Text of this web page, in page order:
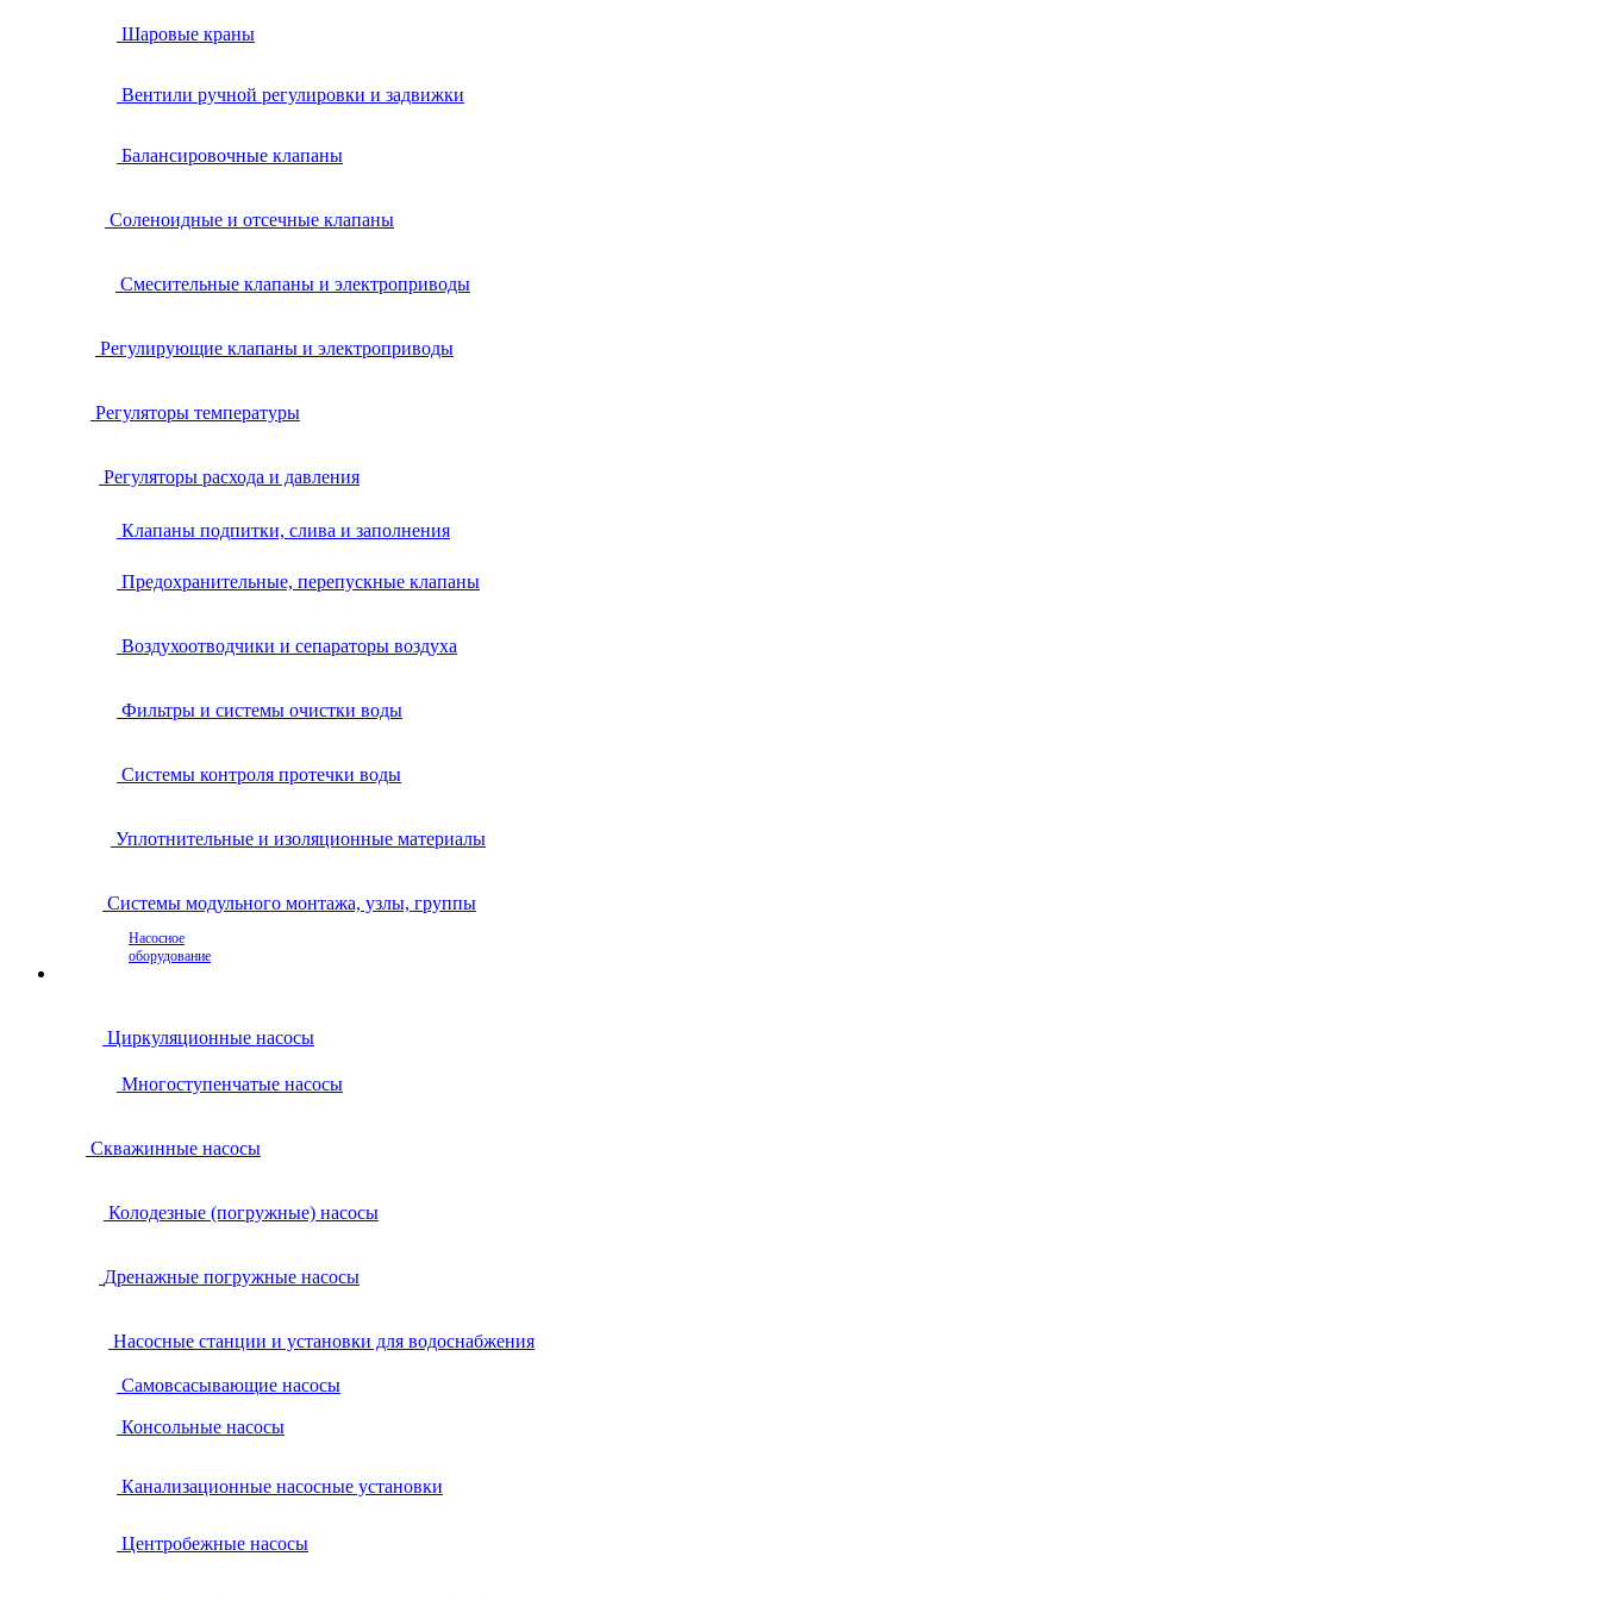
Шаровые краны
Вентили ручной регулировки и задвижки
Балансировочные клапаны
Соленоидные и отсечные клапаны
Смесительные клапаны и электроприводы
Регулирующие клапаны и электроприводы
Регуляторы температуры
Регуляторы расхода и давления
Клапаны подпитки, слива и заполнения
Предохранительные, перепускные клапаны
Воздухоотводчики и сепараторы воздуха
Фильтры и системы очистки воды
Системы контроля протечки воды
Уплотнительные и изоляционные материалы
Системы модульного монтажа, узлы, группы
Насосное
оборудование
Циркуляционные насосы
Многоступенчатые насосы
Скважинные насосы
Колодезные (погружные) насосы
Дренажные погружные насосы
Насосные станции и установки для водоснабжения
Самовсасывающие насосы
Консольные насосы
Канализационные насосные установки
Центробежные насосы